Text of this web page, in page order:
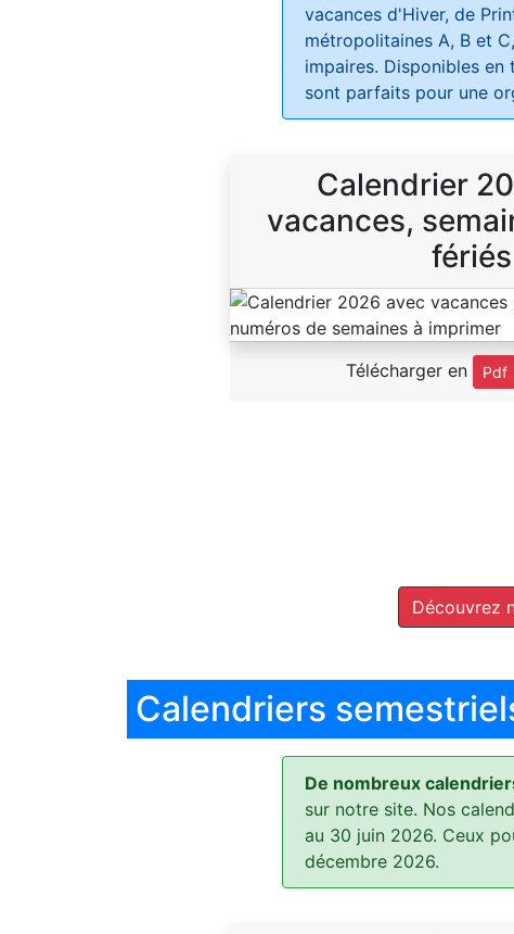
vacances d'Hiver, de
métropolitaines A, B et
impaires. Disponibles
sont parfaits pour une
Calendrier
vacances,
fériés
Télécharger en Pdf
Découvrez
Calendriers
De nombreux
sur notre site. Nos
au 30 juin 2026. Ceux
décembre 2026.